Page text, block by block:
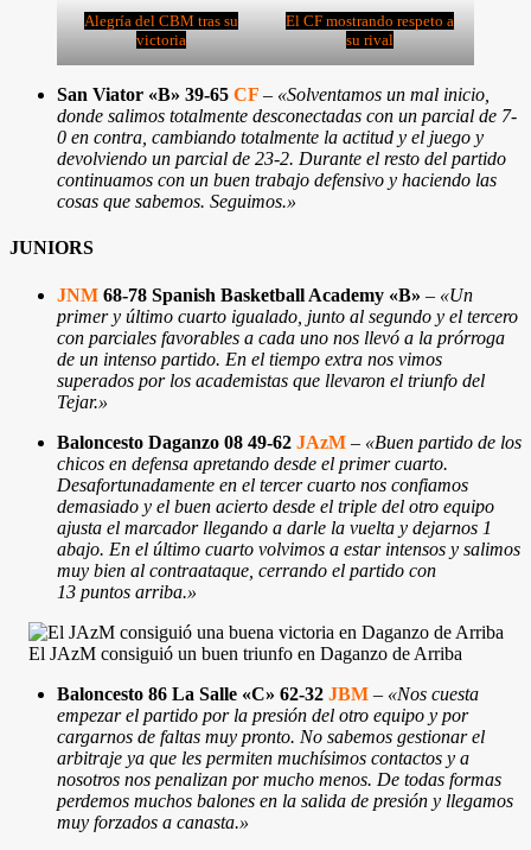
Alegría del CBM tras su
victoria
El CF mostrando respeto a
su rival
San Viator «B» 39-65 CF – «Solventamos un mal inicio,
donde salimos totalmente desconectadas con un parcial de 7-
0 en contra, cambiando totalmente la actitud y el juego y
devolviendo un parcial de 23-2. Durante el resto del partido
continuamos con un buen trabajo defensivo y haciendo las
cosas que sabemos. Seguimos.»
JUNIORS
JNM 68-78 Spanish Basketball Academy «B» – «Un
primer y último cuarto igualado, junto al segundo y el tercero
con parciales favorables a cada uno nos llevó a la prórroga
de un intenso partido. En el tiempo extra nos vimos
superados por los academistas que llevaron el triunfo del
Tejar.»
Baloncesto Daganzo 08 49-62 JAzM – «Buen partido de los
chicos en defensa apretando desde el primer cuarto.
Desafortunadamente en el tercer cuarto nos confiamos
demasiado y el buen acierto desde el triple del otro equipo
ajusta el marcador llegando a darle la vuelta y dejarnos 1
abajo. En el último cuarto volvimos a estar intensos y salimos
muy bien al contraataque, cerrando el partido con
13 puntos arriba.»
El JAzM consiguió un buen triunfo en Daganzo de Arriba
Baloncesto 86 La Salle «C» 62-32 JBM – «Nos cuesta
empezar el partido por la presión del otro equipo y por
cargarnos de faltas muy pronto. No sabemos gestionar el
arbitraje ya que les permiten muchísimos contactos y a
nosotros nos penalizan por mucho menos. De todas formas
perdemos muchos balones en la salida de presión y llegamos
muy forzados a canasta.»